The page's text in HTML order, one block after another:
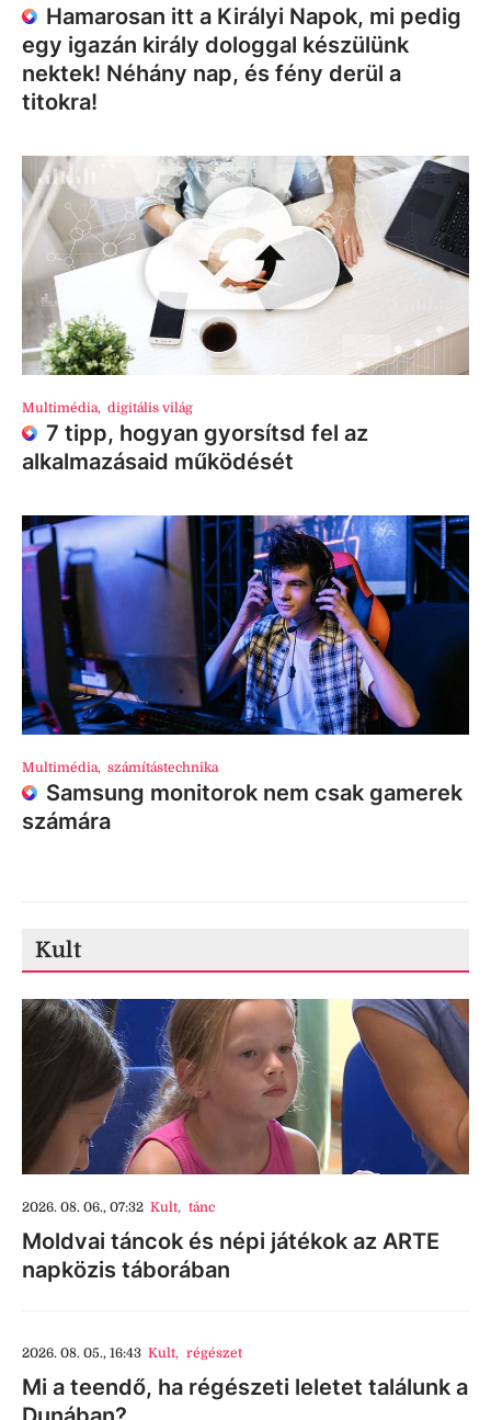
Hamarosan itt a Királyi Napok, mi pedig
egy igazán király dologgal készülünk
nektek! Néhány nap, és fény derül a
titokra!
Multimédia, digitális világ
7 tipp, hogyan gyorsítsd fel az
alkalmazásaid működését
Multimédia, számítástechnika
Samsung monitorok nem csak gamerek
számára
Kult
2026. 08. 06., 07:32 Kult, tánc
Moldvai táncok és népi játékok az ARTE
napközis táborában
2026. 08. 05., 16:43 Kult, régészet
Mi a teendő, ha régészeti leletet találunk a